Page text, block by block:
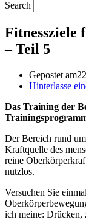
Search
Fitnessziele
– Teil 5
Gepostet am
Hinterlasse
Das Training der
Der Bereich rund
Kraftquelle des
reine
nutzlos.
Versuchen Sie
ich meine: Drücken,